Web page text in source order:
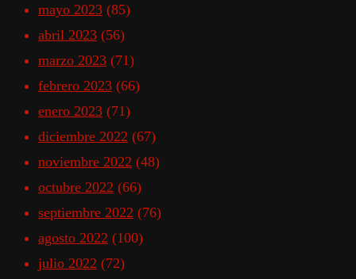
mayo 2023 (85)
abril 2023 (56)
marzo 2023 (71)
febrero 2023 (66)
enero 2023 (71)
diciembre 2022 (67)
noviembre 2022 (48)
octubre 2022 (66)
septiembre 2022 (76)
agosto 2022 (100)
julio 2022 (72)